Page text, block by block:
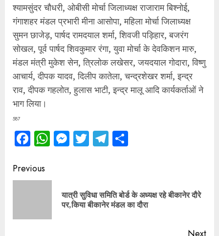
श्यामसुंदर चौधरी, ओबीसी मोर्चा जिलाध्यक्ष राजाराम बिश्नोई,
गंगाशहर मंडल प्रभारी मीना आसोपा, महिला मोर्चा जिलाध्यक्ष
सुमन छाजेड़, पार्षद रामदयाल शर्मा, शिवजी पड़िहार, बजरंग
सोखल, पूर्व पार्षद शिवकुमार रंगा, युवा मोर्चा के देवकिशन मारु,
मंडल मंत्री मुकेश सेन, त्रिलोक लखेसर, जयदयाल गोदारा, विष्णु
आचार्य, दीपक यादव, दिलीप कातेला, चन्द्रशेखर शर्मा, इन्द्र
राव, दीपक गहलोत, हुलास भाटी, इन्द्र मालू आदि कार्यकर्ताओं ने
भाग लिया।
587
Facebook
WhatsApp
Messenger
TwitterTelegram
Continue
Reading
Previous
यात्री सुविधा समिति बोर्ड के अध्यक्ष रहे बीकानेर दौरे
पर,किया बीकानेर मंडल का दौरा